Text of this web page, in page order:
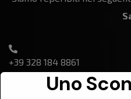
+39 328 184 8861
Uno